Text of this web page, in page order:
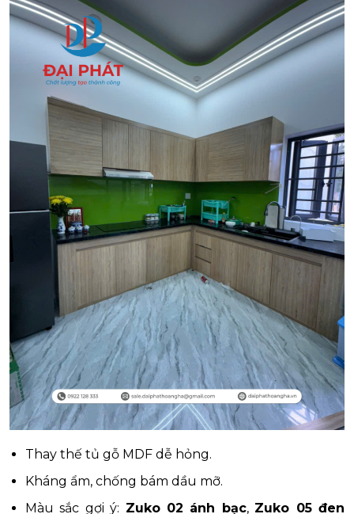
Thay thế tủ gỗ MDF dễ hỏng.
Kháng ẩm, chống bám dầu mỡ.
Màu sắc gợi ý: Zuko 02 ánh bạc, Zuko 05 đen